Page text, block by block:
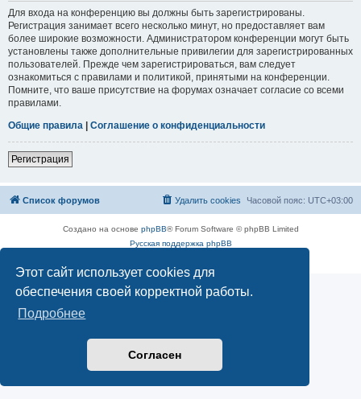
Этот сайт использует cookies для
обеспечения своей корректной работы.
Подробнее
Согласен
Для входа на конференцию вы должны быть зарегистрированы.
Регистрация занимает всего несколько минут, но предоставляет вам
более широкие возможности. Администратором конференции могут быть
установлены также дополнительные привилегии для зарегистрированных
пользователей. Прежде чем зарегистрироваться, вам следует
ознакомиться с правилами и политикой, принятыми на конференции.
Помните, что ваше присутствие на форумах означает согласие со всеми
правилами.
Общие правила | Соглашение о конфиденциальности
Регистрация
Список форумов Часовой пояс: UTC+03:00
Удалить cookies
Создано на основе phpBB® Forum Software © phpBB Limited
Русская поддержка phpBB